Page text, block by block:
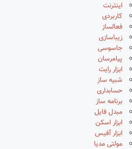
اینترنت
کاربردی
فعالساز
زیباسازی
جاسوسی
پیامرسان
ابزار رایت
شبیه ساز
حسابداری
برنامه ساز
مبدل فایل
ابزار اسکن
ابزار آفیس
مولتی مدیا